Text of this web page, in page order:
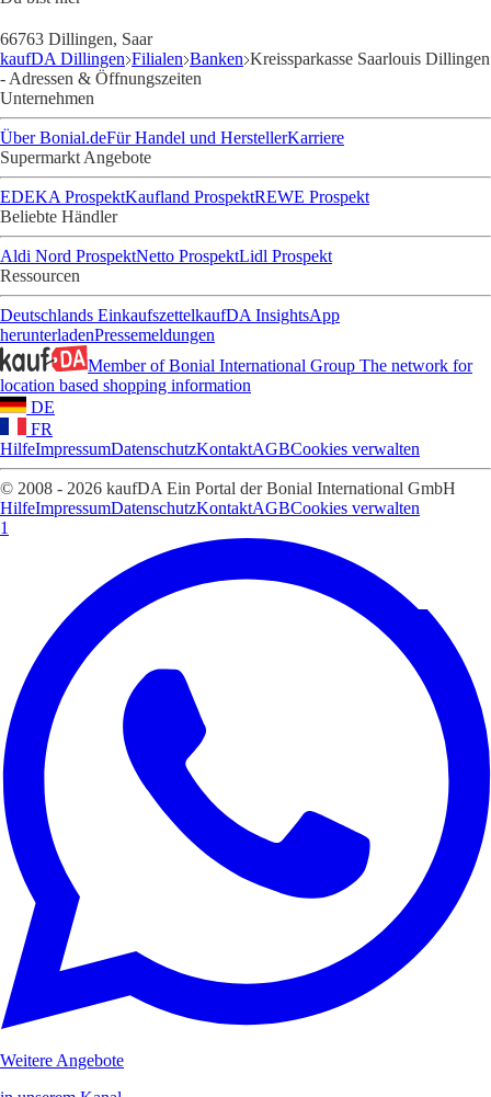
66763 Dillingen, Saar
kaufDA Dillingen Filialen Banken Kreissparkasse Saarlouis Dillingen
- Adressen & Öffnungszeiten
Unternehmen
Über Bonial.deFür Handel und HerstellerKarriere
Supermarkt Angebote
EDEKA ProspektKaufland ProspektREWE Prospekt
Beliebte Händler
Aldi Nord ProspektNetto ProspektLidl Prospekt
Ressourcen
Deutschlands EinkaufszettelkaufDA InsightsApp
herunterladenPressemeldungen
Member of Bonial International Group The network for
location based shopping information
DE
FR
HilfeImpressumDatenschutzKontaktAGBCookies verwalten
© 2008 - 2026 kaufDA Ein Portal der Bonial International GmbH
HilfeImpressumDatenschutzKontaktAGBCookies verwalten
1
Weitere Angebote